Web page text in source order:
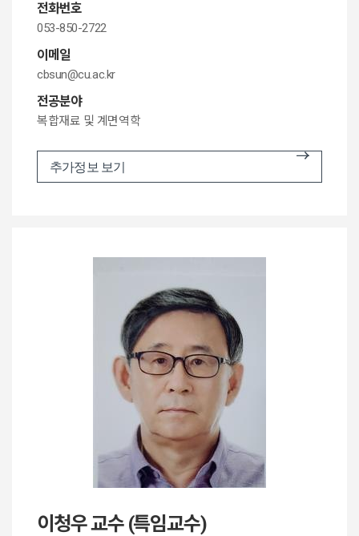
전화번호
053-850-2722
이메일
cbsun@cu.ac.kr
전공분야
복합재료 및 계면역학
추가정보 보기
이청우 교수 (특임교수)